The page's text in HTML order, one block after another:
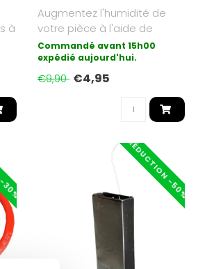
à
Augmentez l'humidité de
votre pièce à l'aide de
l'humidificateur en
céramiqu..
Commandé avant 15h00
expédié aujourd'hui.
€9,90 €4,95
RÉDUCTION -50%